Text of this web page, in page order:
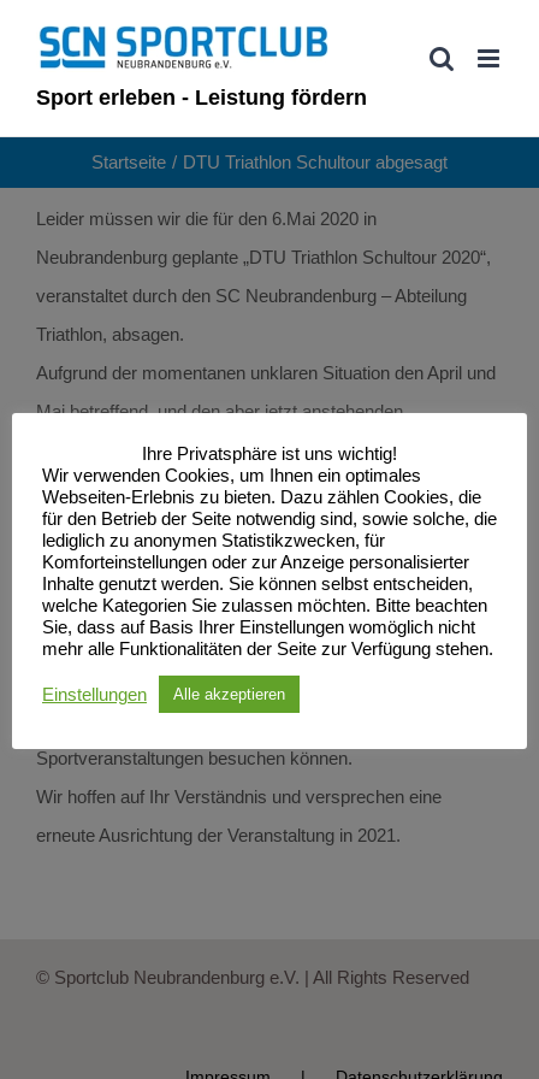
Inhalt
springenSport erleben - Leistung fördern
Startseite DTU Triathlon Schultour abgesagt
Leider müssen wir die für den 6.Mai 2020 in
Neubrandenburg geplante „DTU Triathlon Schultour 2020“,
veranstaltet durch den SC Neubrandenburg – Abteilung
Triathlon, absagen.
Aufgrund der momentanen unklaren Situation den April und
Mai betreffend, und den aber jetzt anstehenden
organisatorischen und finanziellen Aufwendungen, haben
wir beschlossen, den Schülertriathlon in Neubrandenburg
zum ersten Mal seit 15 Jahren nicht durchzuführen.‘
Weiterhin respektieren wir, dass die Grundschulen nach
den langen Schließungen im Mai in der verbleibenden
kurzen Zeit bis zu den Ferien zunächst einmal ihren
pädagogischen Aufgaben nachkommen müssen und
vielleicht nicht unbedingt ganztägige außerschulische
Sportveranstaltungen besuchen können.
Wir hoffen auf Ihr Verständnis und versprechen eine
erneute Ausrichtung der Veranstaltung in 2021.
© Sportclub Neubrandenburg e.V. | All Rights Reserved
Ihre Privatsphäre ist uns wichtig!
Wir verwenden Cookies, um Ihnen ein optimales
Webseiten-Erlebnis zu bieten. Dazu zählen Cookies, die
für den Betrieb der Seite notwendig sind, sowie solche, die
lediglich zu anonymen Statistikzwecken, für
Komforteinstellungen oder zur Anzeige personalisierter
Inhalte genutzt werden. Sie können selbst entscheiden,
welche Kategorien Sie zulassen möchten. Bitte beachten
Sie, dass auf Basis Ihrer Einstellungen womöglich nicht
mehr alle Funktionalitäten der Seite zur Verfügung stehen.
Einstellungen Alle akzeptieren